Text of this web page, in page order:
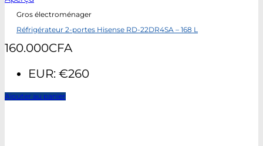
Gros électroménager
Réfrigérateur 2-portes Hisense RD-22DR4SA – 168 L
160.000CFA
EUR: €260
Ajouter au panier